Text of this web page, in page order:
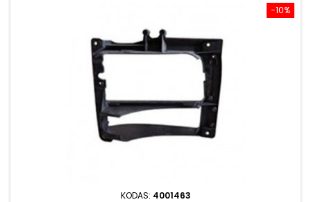
−10%
KODAS: 4001463